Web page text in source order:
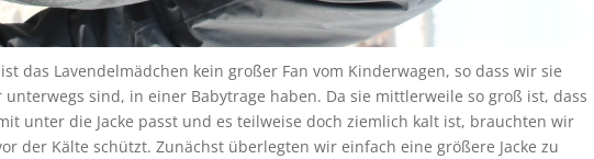
das Lavendelmädchen kein großer Fan vom Kinderwagen, so dass wir sie
sind, in einer Babytrage haben. Da sie mittlerweile so groß ist, dass
unter die Jacke passt und es teilweise doch ziemlich kalt ist, brauchten wir
der Kälte schützt. Zunächst überlegten wir einfach eine größere Jacke zu